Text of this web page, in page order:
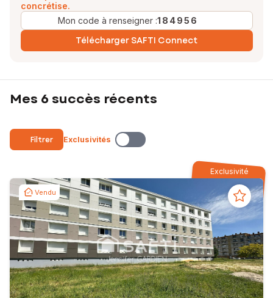
concrétise.
Mon code à renseigner :184956
Télécharger SAFTI Connect
Mes 6 succès récents
Filtrer Exclusivités
Exclusivité
Vendu